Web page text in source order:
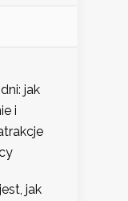
jak
i
jak